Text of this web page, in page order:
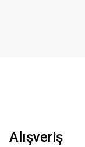
Alışveriş